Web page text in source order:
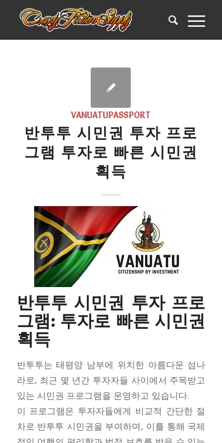
VANUATUPASSPORT
반투투 시민권 투자 프로
그램 투자로 빠른 시민권
획득
반투투 시민권 투자 프로
그램: 투자로 빠른 시민권
획득
반투투는 태평양 남부에 위치한 아름다운 섬나
라로, 최근 몇 년간 투자자들 사이에서 주목받고
있는 시민권 프로그램을 운영하고 있습니다.
이 프로그램은 투자자들에게 비교적 간단한 절
차로 반투투 시민권을 부여하며, 이를 통해 국제